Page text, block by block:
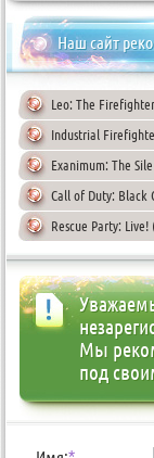
Наш сайт
Leo: The
Industrial
Exanimum: The
Call of Duty: Black
Rescue Party:
Мы
под